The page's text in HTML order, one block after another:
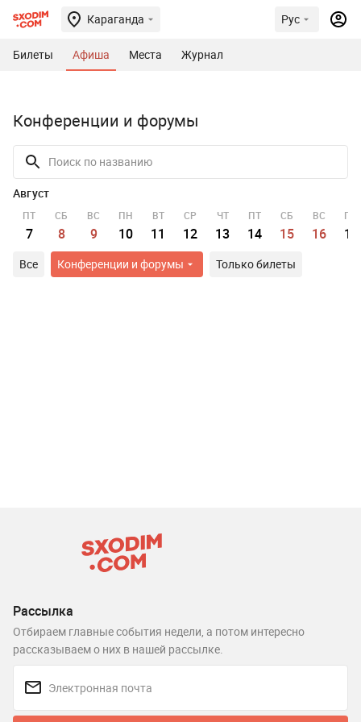
Караганда Рус
Билеты Афиша Места Журнал
Конференции и форумы
Август
ПТ
7
СБ
8
ВС
9
ПН
10
ВТ
11
СР
12
ЧТ
13
ПТ
14
СБ
15
ВС
16
ПН
17
Все Конференции и форумы Только билеты
Рассылка
Отбираем главные события недели, а потом интересно
рассказываем о них в нашей рассылке.